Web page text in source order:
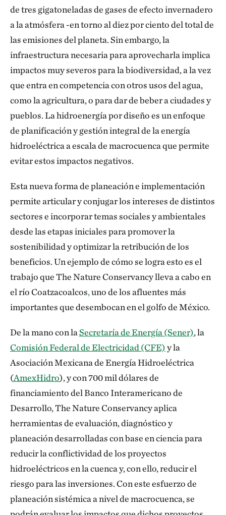
de tres gigatoneladas de gases de efecto invernadero
a la atmósfera -en torno al diez por ciento del total de
las emisiones del planeta. Sin embargo, la
infraestructura necesaria para aprovecharla implica
impactos muy severos para la biodiversidad, a la vez
que entra en competencia con otros usos del agua,
como la agricultura, o para dar de beber a ciudades y
pueblos. La hidroenergía por diseño es un enfoque
de planificación y gestión integral de la energía
hidroeléctrica a escala de macrocuenca que permite
evitar estos impactos negativos.
Esta nueva forma de planeación e implementación
permite articular y conjugar los intereses de distintos
sectores e incorporar temas sociales y ambientales
desde las etapas iniciales para promover la
sostenibilidad y optimizar la retribución de los
beneficios. Un ejemplo de cómo se logra esto es el
trabajo que The Nature Conservancy lleva a cabo en
el río Coatzacoalcos,uno de los afluentes más
importantes que desembocan en el golfo de México.
De la mano con laSecretaría de Energía (Sener), la
Comisión Federal de Electricidad (CFE)y la
Asociación Mexicana de Energía Hidroeléctrica
(AmexHidro), y con 700 mil dólares de
financiamiento del Banco Interamericano de
Desarrollo, The Nature Conservancy aplica
herramientas de evaluación, diagnóstico y
planeación desarrolladas con base en ciencia para
reducir la conflictividad de los proyectos
hidroeléctricos en la cuenca y, con ello, reducir el
riesgo para las inversiones. Con este esfuerzo de
planeación sistémica a nivel de macrocuenca, se